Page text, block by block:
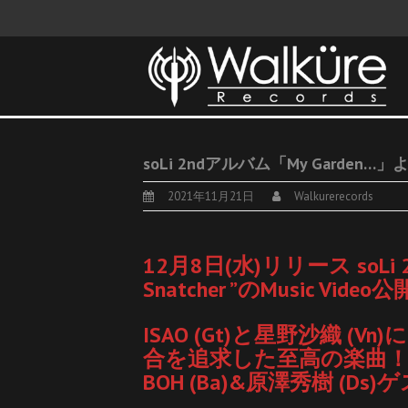
soLi 2ndアルバム「My Garden…」
2021年11月21日 Walkurerecords
12月8日(水)リリース soLi
Snatcher ”のMusic Video公
ISAO (Gt)と星野沙織 (Vn)
合を追求した至高の楽曲！
BOH (Ba)&原澤秀樹 (Ds)